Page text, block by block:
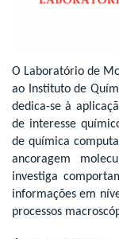
O Laboratório de
ao Instituto de
dedica-se à
de interesse
de química
ancoragem
investiga
informações em
processos